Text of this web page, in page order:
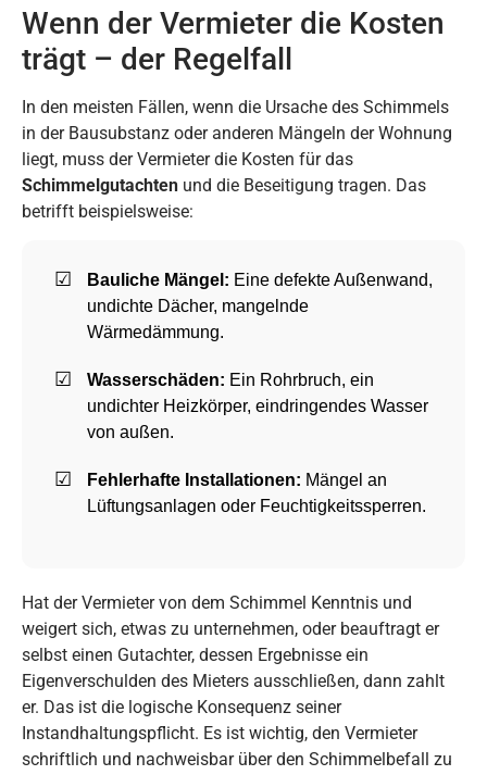
Wenn der Vermieter die Kosten
trägt – der Regelfall
In den meisten Fällen, wenn die Ursache des Schimmels
in der Bausubstanz oder anderen Mängeln der Wohnung
liegt, muss der Vermieter die Kosten für das
Schimmelgutachten und die Beseitigung tragen. Das
betrifft beispielsweise:
Bauliche Mängel: Eine defekte Außenwand,
undichte Dächer, mangelnde
Wärmedämmung.
Wasserschäden: Ein Rohrbruch, ein
undichter Heizkörper, eindringendes Wasser
von außen.
Fehlerhafte Installationen: Mängel an
Lüftungsanlagen oder Feuchtigkeitssperren.
Hat der Vermieter von dem Schimmel Kenntnis und
weigert sich, etwas zu unternehmen, oder beauftragt er
selbst einen Gutachter, dessen Ergebnisse ein
Eigenverschulden des Mieters ausschließen, dann zahlt
er. Das ist die logische Konsequenz seiner
Instandhaltungspflicht. Es ist wichtig, den Vermieter
schriftlich und nachweisbar über den Schimmelbefall zu